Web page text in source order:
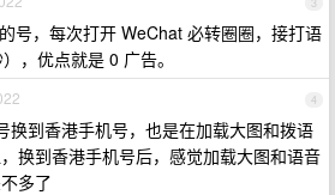
号，每次打开 WeChat 必转圈圈，接打语
，优点就是 0 广告。
4
换到香港手机号，也是在加载大图和拨语
换到香港手机号后，感觉加载大图和语音
多了